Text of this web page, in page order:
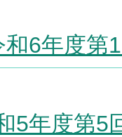
6年度第
5年度第5